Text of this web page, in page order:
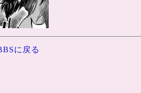
に戻る